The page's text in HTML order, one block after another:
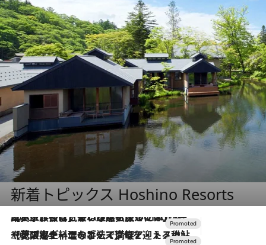
新着トピックス Hoshino Resorts
2026.7.31
【ホテル帰省】という選択肢をOMOが提案。家族とほどよい距離を保つには「昼は実家、夜は気兼ねなくホテルで！」
2026.7.24
【夏限定ディナーコース】旬を迎える稚鮎や花ズッキーニなどをイタリア・トスカーナの郷土料理の手法で満喫！